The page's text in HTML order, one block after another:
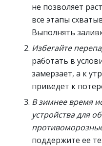
не позволяет
все этапы
Выполнять
Избегайте
работать в
замерзает, а к
приведет к
В зимнее время
устройства для
поддержите ее